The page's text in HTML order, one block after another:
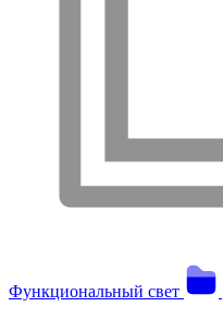
Функциональный свет